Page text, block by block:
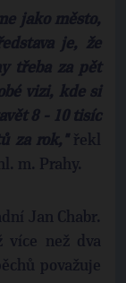
jako město,
je, že
třeba za pět
vizi, kde si
8 - 10 tisíc
za rok,"řekl
m. Prahy.
Jan Chabr.
více než dva
považuje